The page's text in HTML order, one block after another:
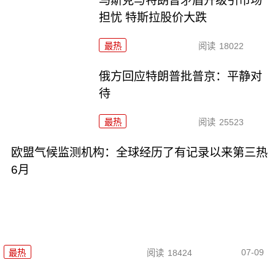
担忧 特斯拉股价大跌
最热 阅读 18022
俄方回应特朗普批普京：平静对
待
最热 阅读 25523
欧盟气候监测机构：全球经历了有记录以来第三热
6月
最热 阅读 18424 07-09